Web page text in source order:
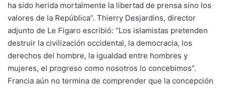
ha sido herida mortalmente la libertad de prensa sino los
valores de la República”. Thierry Desjardins, director
adjunto de Le Figaro escribió: “Los islamistas pretenden
destruir la civilización occidental, la democracia, los
derechos del hombre, la igualdad entre hombres y
mujeres, el progreso como nosotros lo concebimos”.
Francia aún no termina de comprender que la concepción